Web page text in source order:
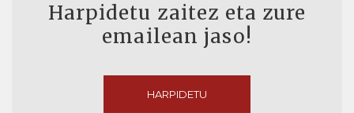
Harpidetu zaitez eta zure
emailean jaso!
HARPIDETU